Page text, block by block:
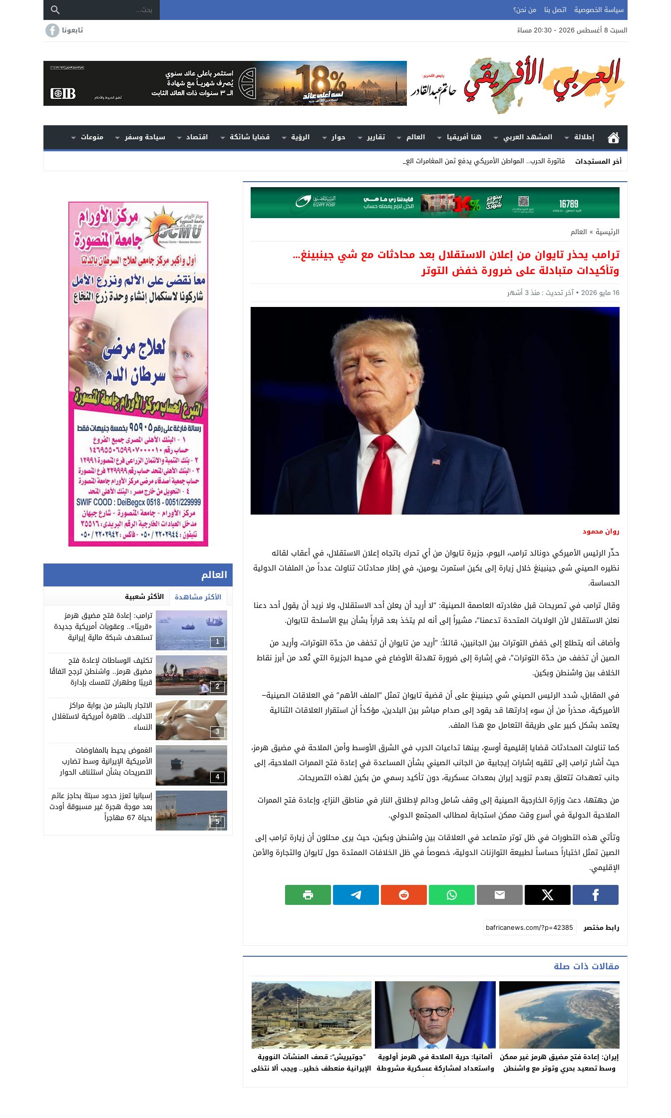
سياسة الخصوصية اتصل بنا
من نحن؟
السبت 8 أغسطس 2026 - 20:30 مساءً
تابعونا
إطلالة المشهد العربي هنا أفريقيا العالم تقارير حوار الرؤية قضايا شائكة اقتصاد سياحة وسفر
منوعات
أخر المستجدات
فاتورة الحرب.. المواطن الأمريكي يدفع ثمن المغامرات العسكرية من _
Stop
Previous
Next
الرئيسية » العالم
ترامب يحذر تايوان من إعلان الاستقلال بعد محادثات مع شي جينبينغ…
وتأكيدات متبادلة على ضرورة خفض التوتر
16 مايو 2026 آخر تحديث : منذ 3 أشهر
روان محمود
حذّر الرئيس الأميركي دونالد ترامب، اليوم، جزيرة تايوان من أي تحرك باتجاه إعلان الاستقلال، في أعقاب لقائه
نظيره الصيني شي جينبينغ خلال زيارة إلى بكين استمرت يومين، في إطار محادثات تناولت عدداً من الملفات الدولية
الحساسة.
وقال ترامب في تصريحات قبل مغادرته العاصمة الصينية: “لا أريد أن يعلن أحد الاستقلال، ولا نريد أن يقول أحد دعنا
نعلن الاستقلال لأن الولايات المتحدة تدعمنا”، مشيراً إلى أنه لم يتخذ بعد قراراً بشأن بيع الأسلحة لتايوان.
وأضاف أنه يتطلع إلى خفض التوترات بين الجانبين، قائلاً: “أريد من تايوان أن تخفف من حدّة التوترات، وأريد من
الصين أن تخفف من حدّة التوترات”، في إشارة إلى ضرورة تهدئة الأوضاع في محيط الجزيرة التي تُعد من أبرز نقاط
الخلاف بين واشنطن وبكين.
في المقابل، شدد الرئيس الصيني شي جينبينغ على أن قضية تايوان تمثل “الملف الأهم” في العلاقات الصينية–
الأميركية، محذراً من أن سوء إدارتها قد يقود إلى صدام مباشر بين البلدين، مؤكداً أن استقرار العلاقات الثنائية
يعتمد بشكل كبير على طريقة التعامل مع هذا الملف.
كما تناولت المحادثات قضايا إقليمية أوسع، بينها تداعيات الحرب في الشرق الأوسط وأمن الملاحة في مضيق هرمز،
حيث أشار ترامب إلى تلقيه إشارات إيجابية من الجانب الصيني بشأن المساعدة في إعادة فتح الممرات الملاحية، إلى
جانب تعهدات تتعلق بعدم تزويد إيران بمعدات عسكرية، دون تأكيد رسمي من بكين لهذه التصريحات.
من جهتها، دعت وزارة الخارجية الصينية إلى وقف شامل ودائم لإطلاق النار في مناطق النزاع، وإعادة فتح الممرات
الملاحية الدولية في أسرع وقت ممكن استجابة لمطالب المجتمع الدولي.
وتأتي هذه التطورات في ظل توتر متصاعد في العلاقات بين واشنطن وبكين، حيث يرى محللون أن زيارة ترامب إلى
الصين تمثل اختباراً حساساً لطبيعة التوازنات الدولية، خصوصاً في ظل الخلافات الممتدة حول تايوان والتجارة والأمن
الإقليمي.
رابط مختصر
مقالات ذات صلة
إيران: إعادة فتح مضيق هرمز غير ممكن
وسط تصعيد بحري وتوتر مع واشنطن
ألمانيا: حرية الملاحة في هرمز أولوية
واستعداد لمشاركة عسكرية مشروطة
في الشرق الأوسط
“جوتيريش”: قصف المنشآت النووية
الإيرانية منعطف خطير.. ويجب ألا نتخلى
العالم
الأكثر مشاهدة الأكثر شعبية
1
ترامب: إعادة فتح مضيق هرمز
«قريبًا».. وعقوبات أمريكية جديدة
تستهدف شبكة مالية إيرانية
2
تكثيف الوساطات لإعادة فتح
مضيق هرمز.. واشنطن ترجح اتفاقًا
قريبًا وطهران تتمسك بإدارة
3
الاتجار بالبشر من بوابة مراكز
التدليك.. ظاهرة أمريكية لاستغلال
النساء
4
الغموض يحيط بالمفاوضات
الأمريكية الإيرانية وسط تضارب
التصريحات بشأن استئناف الحوار
5
إسبانيا تعزز حدود سبتة بحاجز عائم
بعد موجة هجرة غير مسبوقة أودت
بحياة 67 مهاجراً